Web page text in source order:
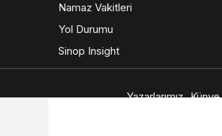
Namaz Vakitleri
Yol Durumu
Sinop Insight
Yazarlarımız Künye